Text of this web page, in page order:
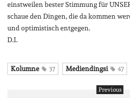
einstweilen bester Stimmung für
schaue den Dingen, die da kommen
und optimistisch entgegen.
D.I.
Kolumne 37 Mediendingsi 47
Previous